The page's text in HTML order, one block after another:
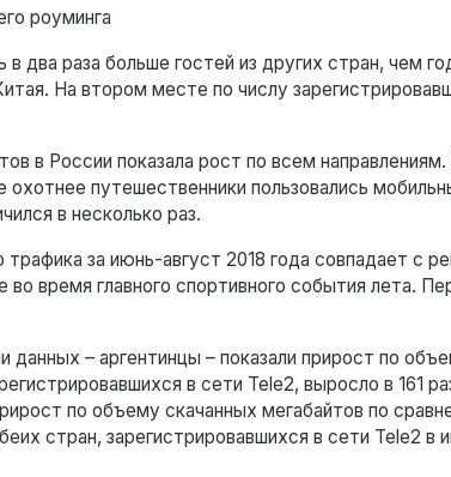
роуминга
два раза больше гостей из других стран, чем
На втором месте по числу
в России показала рост по всем
путешественники пользовались
в несколько раз.
за июнь-август 2018 года совпадает с
время главного спортивного события лета.
– аргентинцы – показали прирост по
в сети Tele2, выросло в 161
по объему скачанных мегабайтов по
стран, зарегистрировавшихся в сети Tele2 в